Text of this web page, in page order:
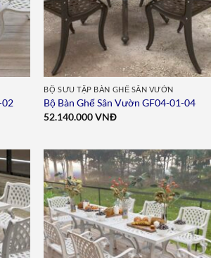
02
BỘ SƯU TẬP BÀN GHẾ SÂN VƯỜN
Bộ Bàn Ghế Sân Vườn GF04-01-04
52.140.000VNĐ
to
Add to
wishlist